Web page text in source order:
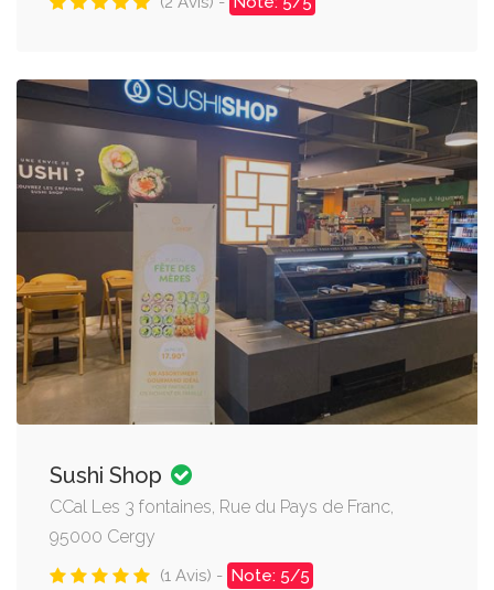
Sushi Shop
CCal Les 3 fontaines, Rue du Pays de Franc,
95000 Cergy
(1 Avis) - Note: 5/5